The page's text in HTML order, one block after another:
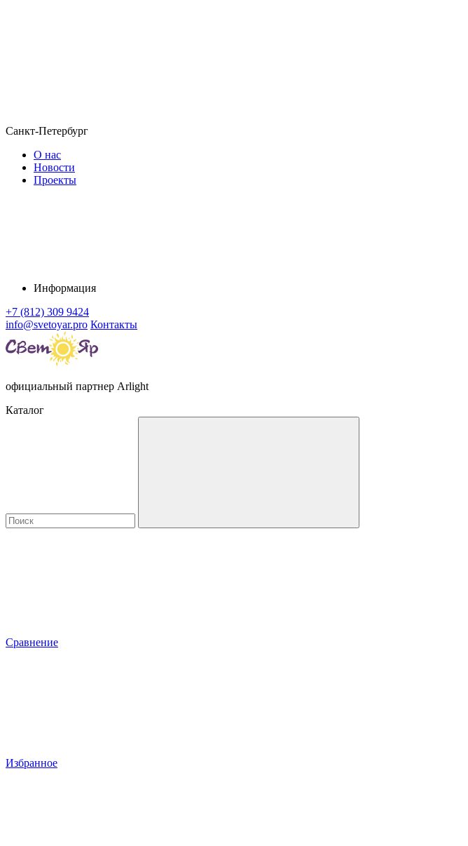
Санкт-Петербург
О нас
Новости
Проекты
Информация
+7 (812) 309 9424
info@svetoyar.pro Контакты
официальный партнер Arlight
Каталог
Сравнение
Избранное